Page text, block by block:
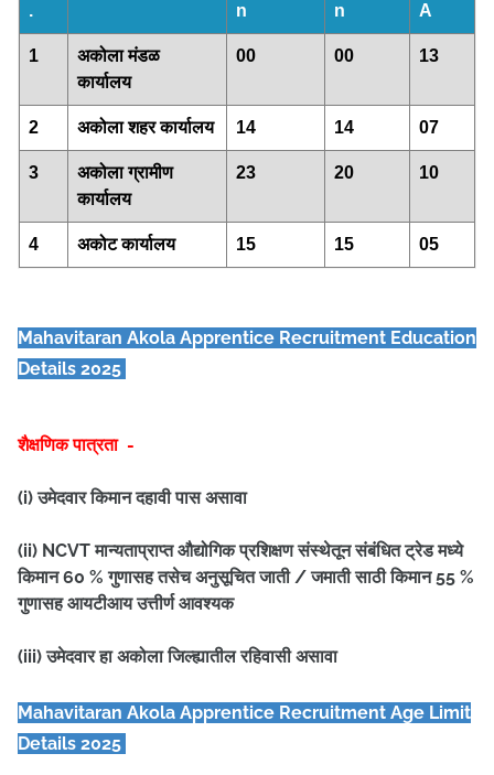
.
n
n
A
1
अकोला मंडळ
कार्यालय
00 00 13
2 अकोला शहर कार्यालय 14 14 07
3
अकोला ग्रामीण
कार्यालय
23 20 10
4 अकोट कार्यालय 15 15 05
Mahavitaran Akola Apprentice Recruitment Education
Details 2025
शैक्षणिक पात्रता -
(i) उमेदवार किमान दहावी पास असावा
(ii) NCVT मान्यताप्राप्त औद्योगिक प्रशिक्षण संस्थेतून संबंधित ट्रेड मध्ये
किमान 60 % गुणासह तसेच अनुसूचित जाती / जमाती साठी किमान 55 %
गुणासह आयटीआय उत्तीर्ण आवश्यक
(iii) उमेदवार हा अकोला जिल्ह्यातील रहिवासी असावा
Mahavitaran Akola Apprentice Recruitment Age Limit
Details 2025